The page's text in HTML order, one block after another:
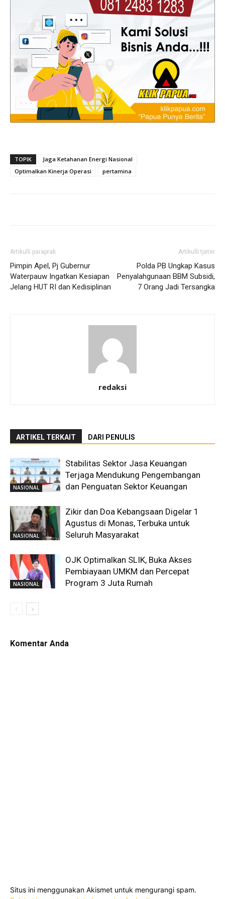
TOPIK
Jaga Ketahanan Energi Nasional
Optimalkan Kinerja Operasi
pertamina
Artikulli paraprak
Pimpin Apel, Pj Gubernur
Waterpauw Ingatkan Kesiapan
Jelang HUT RI dan Kedisiplinan
Artikulli tjetër
Polda PB Ungkap Kasus
Penyalahgunaan BBM Subsidi,
7 Orang Jadi Tersangka
redaksi
ARTIKEL TERKAIT DARI PENULIS
NASIONAL
Stabilitas Sektor Jasa Keuangan
Terjaga Mendukung Pengembangan
dan Penguatan Sektor Keuangan
NASIONAL
Zikir dan Doa Kebangsaan Digelar 1
Agustus di Monas, Terbuka untuk
Seluruh Masyarakat
NASIONAL
OJK Optimalkan SLIK, Buka Akses
Pembiayaan UMKM dan Percepat
Program 3 Juta Rumah
Komentar Anda
Situs ini menggunakan Akismet untuk mengurangi spam.